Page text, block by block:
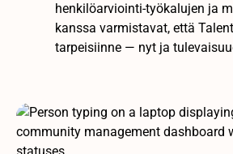
henkilöarviointi-työkalujen ja
kanssa varmistavat, että
tarpeisiinne — nyt ja